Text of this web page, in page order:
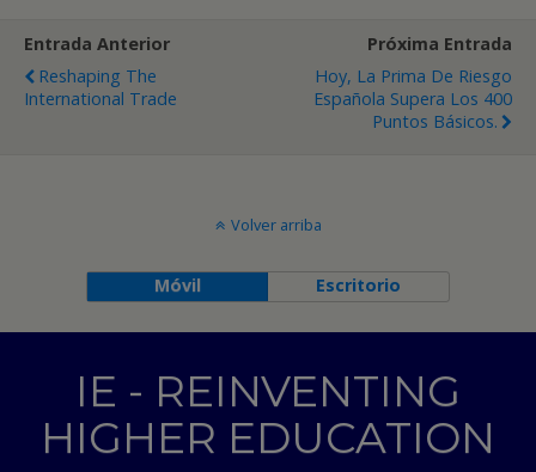
Entrada Anterior
Reshaping The
International Trade
Próxima Entrada
Hoy, La Prima De Riesgo
Española Supera Los 400
Puntos Básicos.
Volver arriba
Móvil Escritorio
IE - REINVENTING
HIGHER EDUCATION